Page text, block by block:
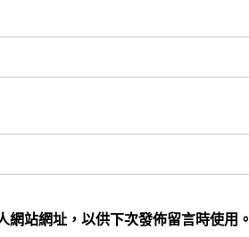
站網址，以供下次發佈留言時使用。